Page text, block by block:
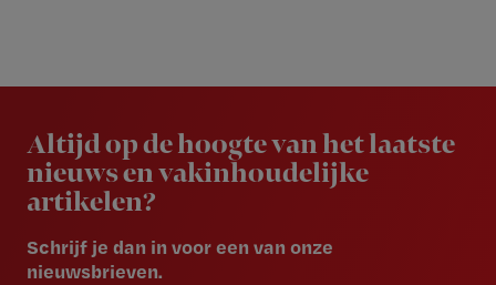
Altijd op de hoogte van het laatste
nieuws en vakinhoudelijke
artikelen?
Schrijf je dan in voor een van onze
nieuwsbrieven.